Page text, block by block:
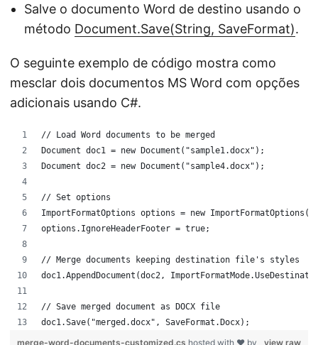
Salve o documento Word de destino usando o
método Document.Save(String, SaveFormat).
O seguinte exemplo de código mostra como
mesclar dois documentos MS Word com opções
adicionais usando C#.
// Load Word documents to be merged
Document doc1 = new Document("sample1.docx");
Document doc2 = new Document("sample4.docx");
// Set options
ImportFormatOptions options = new
options.IgnoreHeaderFooter = true;
// Merge documents keeping destination file's styles
doc1.AppendDocument(doc2,
// Save merged document as DOCX file
doc1.Save("merged.docx", SaveFormat.Docx);
view raw
merge-word-documents-customized.cs hosted with ❤ by